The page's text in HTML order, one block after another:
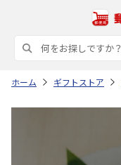
ホーム ギフトストア